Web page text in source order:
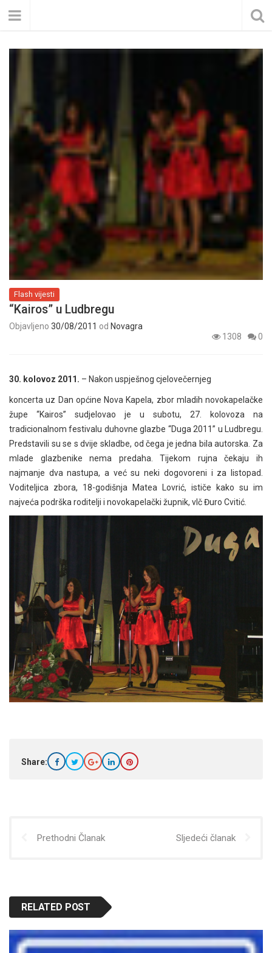
Flash vijesti
“Kairos” u Ludbregu
Objavljeno 30/08/2011 od Novagra
1308
0
30. kolovoz 2011. – Nakon uspješnog cjelovečernjeg
koncerta uz Dan općine Nova Kapela, zbor mladih novokapelačke
župe “Kairos” sudjelovao je u subotu, 27. kolovoza na
tradicionalnom festivalu duhovne glazbe “Duga 2011” u Ludbregu.
Predstavili su se s dvije skladbe, od čega je jedna bila autorska. Za
mlade glazbenike nema predaha. Tijekom rujna čekaju ih
najmanje dva nastupa, a već su neki dogovoreni i za listopad.
Voditeljica zbora, 18-godišnja Matea Lovrić, ističe kako su im
najveća podrška roditelji i novokapelački župnik, vlč Đuro Cvitić.
Share:
Prethodni Članak Sljedeći članak
RELATED POST